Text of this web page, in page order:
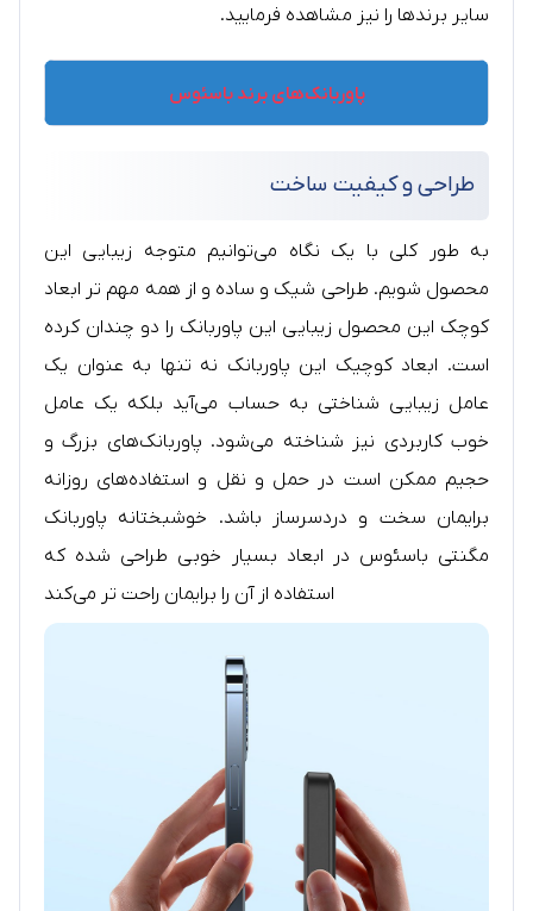
سایر برندها را نیز مشاهده فرمایید.
پاوربانک‌های برند باسئوس
طراحی و کیفیت ساخت
به طور کلی با یک نگاه می‌توانیم متوجه زیبایی این
محصول شویم. طراحی شیک و ساده و از همه مهم تر ابعاد
کوچک این محصول زیبایی این پاوربانک را دو چندان کرده
است. ابعاد کوچیک این پاوربانک نه تنها به عنوان یک
عامل زیبایی شناختی به حساب می‌آید بلکه یک عامل
خوب کاربردی نیز شناخته می‌شود. پاوربانک‌های بزرگ و
حجیم ممکن است در حمل و نقل و استفاده‌های روزانه
برایمان سخت و دردسرساز باشد. خوشبختانه پاوربانک
مگنتی باسئوس در ابعاد بسیار خوبی طراحی شده که
استفاده از آن را برایمان راحت تر می‌کند